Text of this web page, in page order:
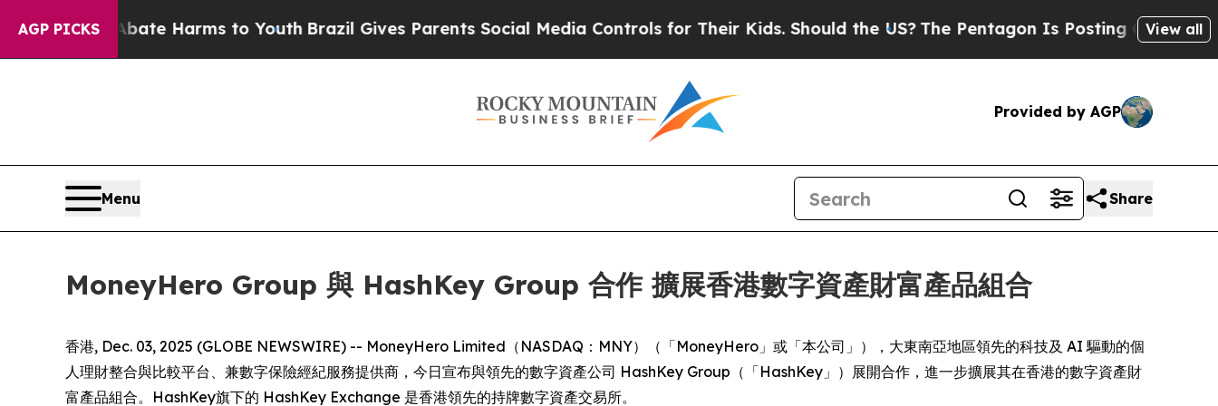
AGP PICKS
to Abate Harms to Youth Brazil Gives Parents Social Media Controls for Their Kids. Should the US?The Pentagon Is Posting Cryptic Biblical
View all
Provided by AGP
Menu Share
MoneyHero Group 與 HashKey Group 合作 擴展香港數字資產財富產品組合
香港, Dec. 03, 2025 (GLOBE NEWSWIRE) -- MoneyHero Limited（NASDAQ：MNY）（「MoneyHero」或「本公司」），大東南亞地區領先的科技及 AI 驅動的個
人理財整合與比較平台、兼數字保險經紀服務提供商，今日宣布與領先的數字資產公司 HashKey Group（「HashKey」）展開合作，進一步擴展其在香港的數字資產財
富產品組合。HashKey旗下的 HashKey Exchange 是香港領先的持牌數字資產交易所。